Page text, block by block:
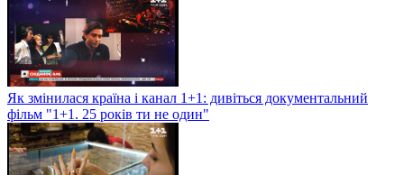
Як змінилася країна і канал 1+1: дивіться документальний
фільм "1+1. 25 років ти не один"